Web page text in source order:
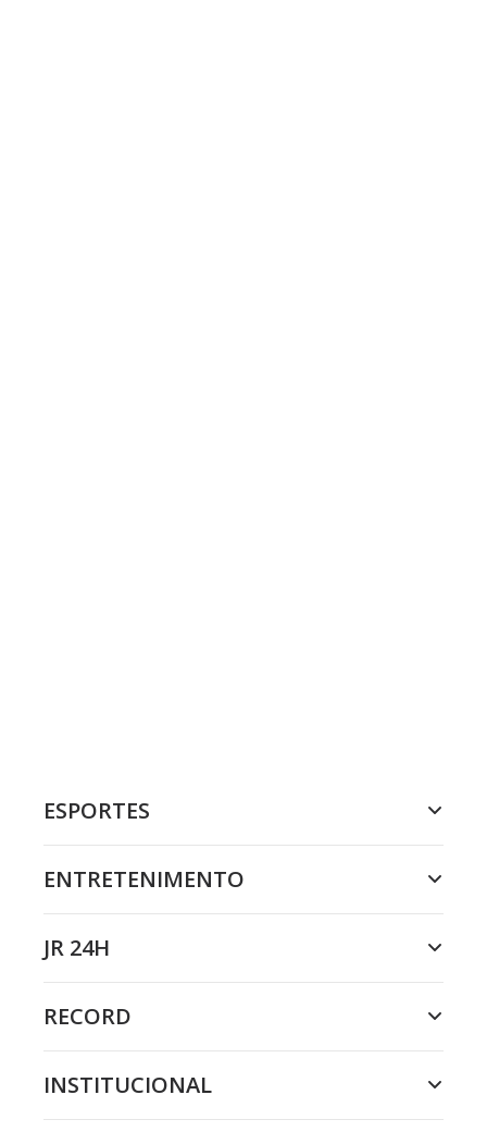
ESPORTES
ENTRETENIMENTO
JR 24H
RECORD
INSTITUCIONAL